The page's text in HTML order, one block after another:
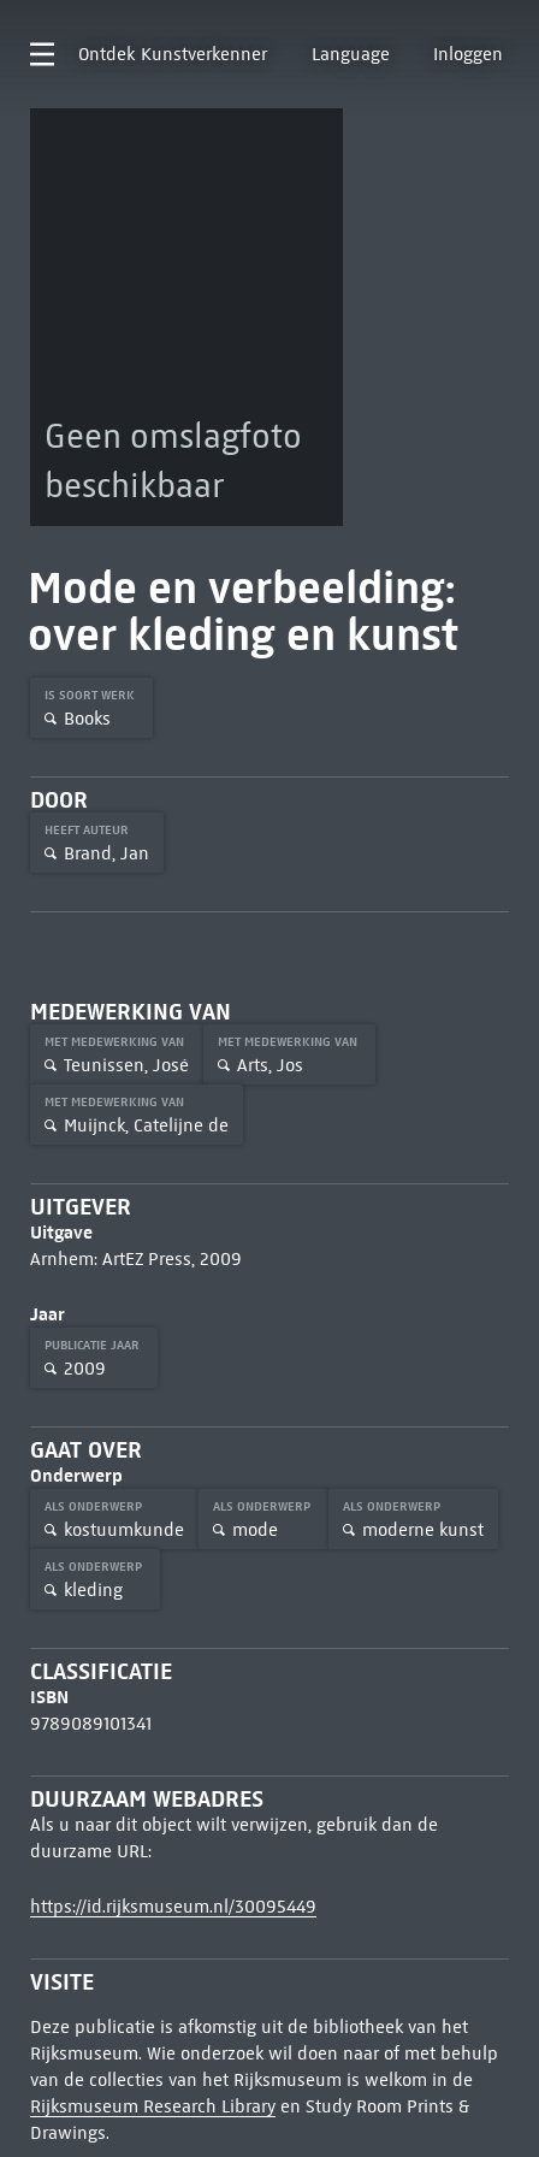
Ontdek Kunstverkenner Language Inloggen
Geen omslagfoto
beschikbaar
Mode en verbeelding:
over kleding en kunst
IS SOORT WERK
Books
DOOR
HEEFT AUTEUR
Brand, Jan
MEDEWERKING VAN
MET MEDEWERKING VAN
Teunissen, José
MET MEDEWERKING VAN
Arts, Jos
MET MEDEWERKING VAN
Muijnck, Catelijne de
UITGEVER
Uitgave
Arnhem: ArtEZ Press, 2009
Jaar
PUBLICATIE JAAR
2009
GAAT OVER
Onderwerp
ALS ONDERWERP
kostuumkunde
ALS ONDERWERP
mode
ALS ONDERWERP
moderne kunst
ALS ONDERWERP
kleding
CLASSIFICATIE
ISBN
9789089101341
DUURZAAM WEBADRES
Als u naar dit object wilt verwijzen, gebruik dan de
duurzame URL:
https://id.rijksmuseum.nl/30095449
VISITE
Deze publicatie is afkomstig uit de bibliotheek van het
Rijksmuseum. Wie onderzoek wil doen naar of met behulp
van de collecties van het Rijksmuseum is welkom in de
Rijksmuseum Research Libraryen Study Room Prints &
Drawings.